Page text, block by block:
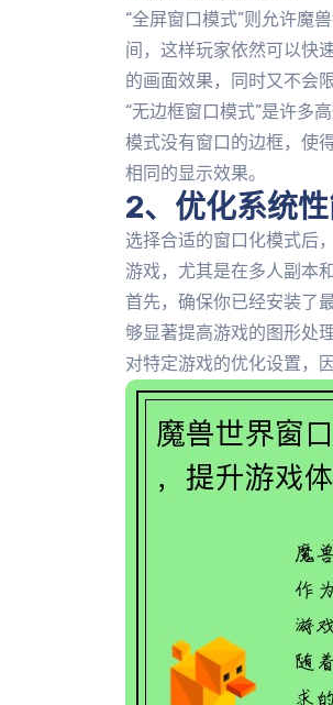
“全屏窗口模式”则允许魔
间，这样玩家依然可以快
的画面效果，同时又不会
“无边框窗口模式”是许多
模式没有窗口的边框，使
相同的显示效果。
2、优化系统
选择合适的窗口化模式后
游戏，尤其是在多人副本
首先，确保你已经安装了
够显著提高游戏的图形处
对特定游戏的优化设置，